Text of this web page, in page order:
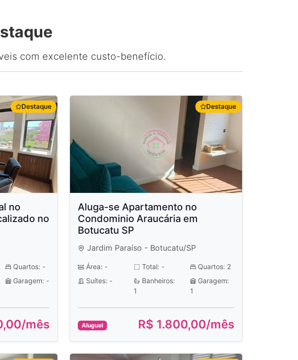
com excelente custo-benefício.
Destaque
no
no
Quartos: -
Garagem: -
mês
Destaque
Aluga-se Apartamento no
Condominio Araucária em
Botucatu SP
Jardim Paraíso - Botucatu/SP
Área: - Total: -
Quartos: 2
Suítes: -
Banheiros:
1
Garagem:
1
Aluguel R$ 1.800,00/mês